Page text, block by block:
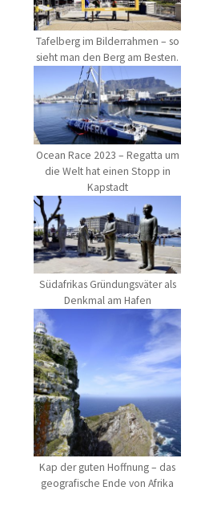
Tafelberg im Bilderrahmen – so
sieht man den Berg am Besten.
Ocean Race 2023 – Regatta um
die Welt hat einen Stopp in
Kapstadt
Südafrikas Gründungsväter als
Denkmal am Hafen
Kap der guten Hoffnung – das
geografische Ende von Afrika